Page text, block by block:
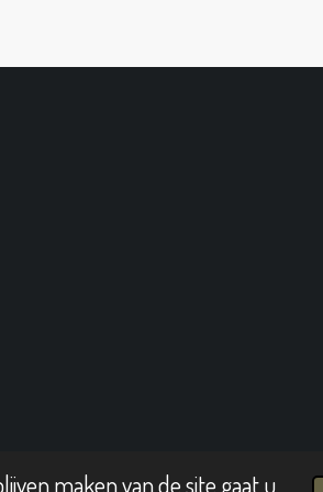
maken van de site gaat u